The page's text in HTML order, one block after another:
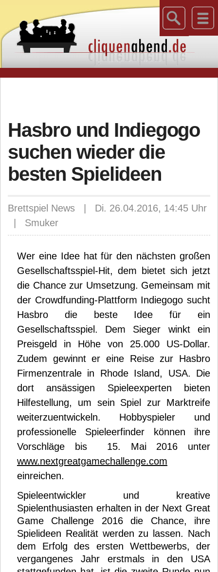
Hasbro und Indiegogo
suchen wieder die
besten Spielideen
Brettspiel News | Di. 26.04.2016, 14:45 Uhr
| Smuker
Wer eine Idee hat für den nächsten großen
Gesellschaftsspiel-Hit, dem bietet sich jetzt
die Chance zur Umsetzung. Gemeinsam mit
der Crowdfunding-Plattform Indiegogo sucht
Hasbro die beste Idee für ein
Gesellschaftsspiel. Dem Sieger winkt ein
Preisgeld in Höhe von 25.000 US-Dollar.
Zudem gewinnt er eine Reise zur Hasbro
Firmenzentrale in Rhode Island, USA. Die
dort ansässigen Spieleexperten bieten
Hilfestellung, um sein Spiel zur Marktreife
weiterzuentwickeln. Hobbyspieler und
professionelle Spieleerfinder können ihre
Vorschläge bis 15. Mai 2016 unter
www.nextgreatgamechallenge.com
einreichen.
Spieleentwickler und kreative
Spielenthusiasten erhalten in der Next Great
Game Challenge 2016 die Chance, ihre
Spielideen Realität werden zu lassen. Nach
dem Erfolg des ersten Wettbewerbs, der
vergangenes Jahr erstmals in den USA